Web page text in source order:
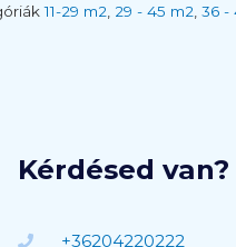
11-29 m2 29 - 45 m2 36 -
Kérdésed
+36204220222